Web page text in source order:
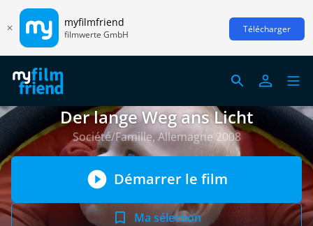
myfilmfriend
filmwerte GmbH Télécharger
Der lange Weg ans Licht
Société/Famille, Allemagne 2008
Démarrer le film
Ma sélection